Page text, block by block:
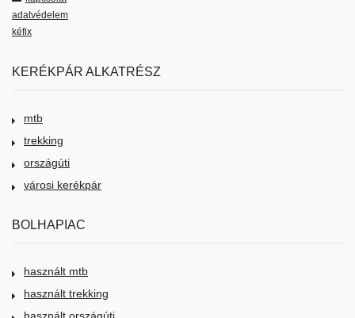
adatvédelem
kéfix
KERÉKPÁR ALKATRÉSZ
mtb
trekking
országúti
városi kerékpár
BOLHAPIAC
használt mtb
használt trekking
használt országúti